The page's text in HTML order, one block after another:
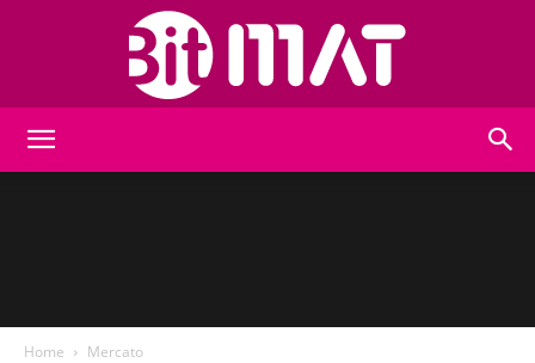
Home Mercato